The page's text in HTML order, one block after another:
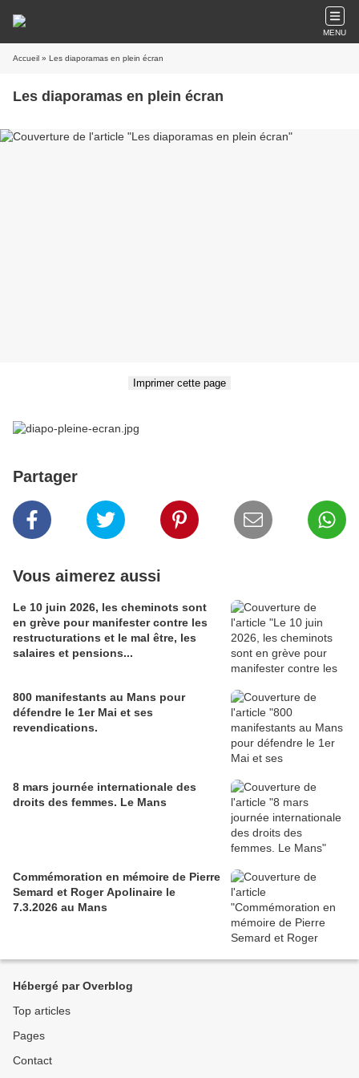
MENU
Accueil » Les diaporamas en plein écran
Les diaporamas en plein écran
Partager
Vous aimerez aussi
Le 10 juin 2026, les cheminots sont
en grève pour manifester contre les
restructurations et le mal être, les
salaires et pensions...
800 manifestants au Mans pour
défendre le 1er Mai et ses
revendications.
8 mars journée internationale des
droits des femmes. Le Mans
Commémoration en mémoire de Pierre
Semard et Roger Apolinaire le
7.3.2026 au Mans
Hébergé par Overblog
Top articles
Pages
Contact